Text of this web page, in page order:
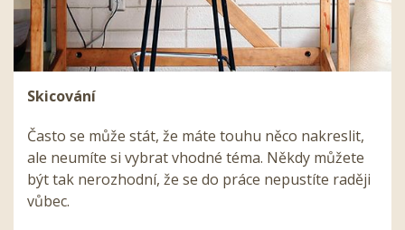
Skicování
Často se může stát, že máte touhu něco nakreslit,
ale neumíte si vybrat vhodné téma. Někdy můžete
být tak nerozhodní, že se do práce nepustíte raději
vůbec.